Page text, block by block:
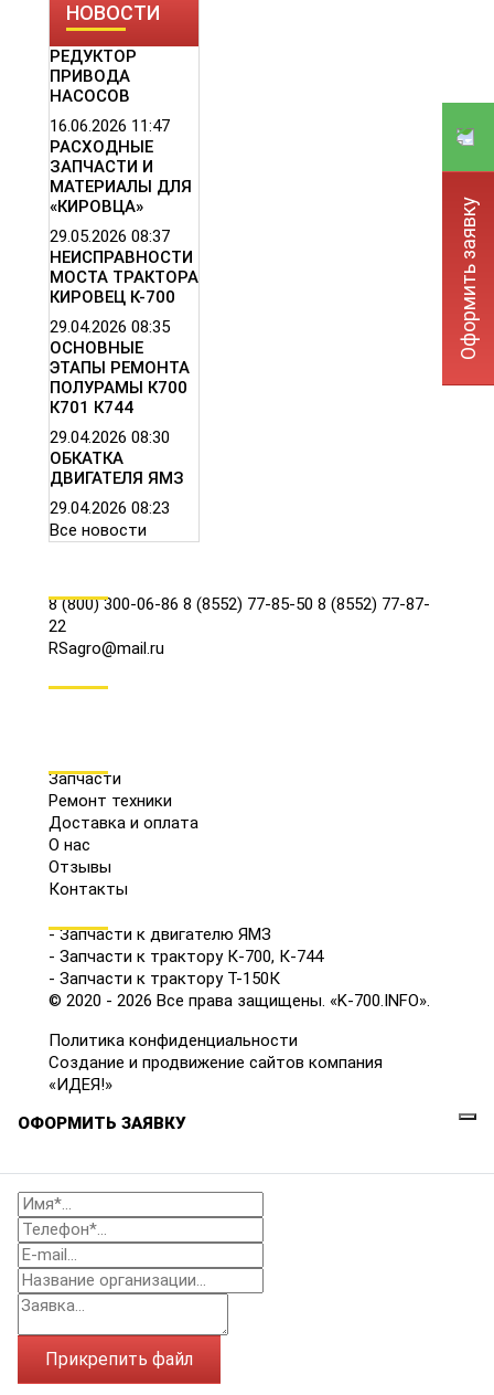
НОВОСТИ
РЕДУКТОР
ПРИВОДА
НАСОСОВ
16.06.2026 11:47
РАСХОДНЫЕ
ЗАПЧАСТИ И
МАТЕРИАЛЫ ДЛЯ
«КИРОВЦА»
29.05.2026 08:37
НЕИСПРАВНОСТИ
МОСТА ТРАКТОРА
КИРОВЕЦ К-700
29.04.2026 08:35
ОСНОВНЫЕ
ЭТАПЫ РЕМОНТА
ПОЛУРАМЫ К700
К701 К744
29.04.2026 08:30
ОБКАТКА
ДВИГАТЕЛЯ ЯМЗ
29.04.2026 08:23
Все новости
8 (800) 300-06-86 8 (8552) 77-85-50 8 (8552) 77-87-
22
RSagro@mail.ru
Запчасти
Ремонт техники
Доставка и оплата
О нас
Отзывы
Контакты
- Запчасти к двигателю ЯМЗ
- Запчасти к трактору К-700, К-744
- Запчасти к трактору Т-150К
© 2020 - 2026 Все права защищены. «K-700.INFO».
Политика конфиденциальности
Создание и продвижение сайтов компания
«ИДЕЯ!»
Оформить заявку
ОФОРМИТЬ ЗАЯВКУ
Прикрепить файл